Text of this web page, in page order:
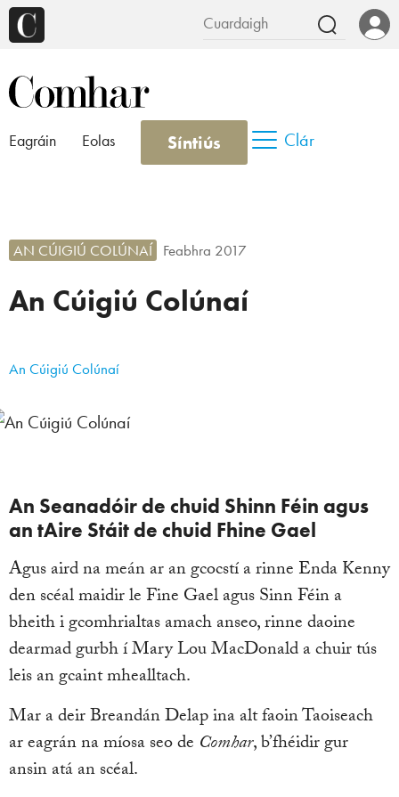
Eagráin Eolas Síntiús Clár
An Cúigiú Colúnaí
AN CÚIGIÚ COLÚNAÍ Feabhra 2017
An Cúigiú Colúnaí
An Seanadóir de chuid Shinn Féin agus
an tAire Stáit de chuid Fhine Gael
Agus aird na meán ar an gcocstí a rinne Enda Kenny
den scéal maidir le Fine Gael agus Sinn Féin a
bheith i gcomhrialtas amach anseo, rinne daoine
dearmad gurbh í Mary Lou MacDonald a chuir tús
leis an gcaint mhealltach.
Mar a deir Breandán Delap ina alt faoin Taoiseach
ar eagrán na míosa seo de Comhar, b’fhéidir gur
ansin atá an scéal.